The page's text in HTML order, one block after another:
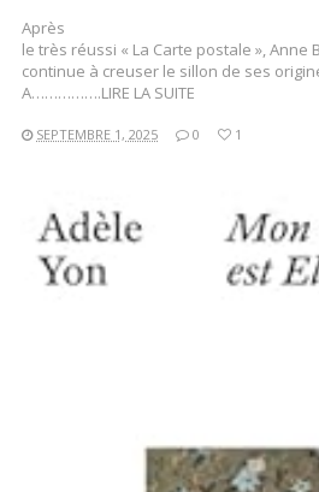
Après
le très réussi « La Carte postale », Anne
continue à creuser le sillon de ses
A…………….LIRE LA SUITE
SEPTEMBRE 1, 2025 0 1